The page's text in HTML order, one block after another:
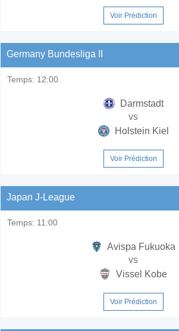
Voir Prédiction
Germany Bundesliga II
Temps: 12:00
Darmstadt
vs
Holstein Kiel
Voir Prédiction
Japan J-League
Temps: 11:00
Avispa Fukuoka
vs
Vissel Kobe
Voir Prédiction